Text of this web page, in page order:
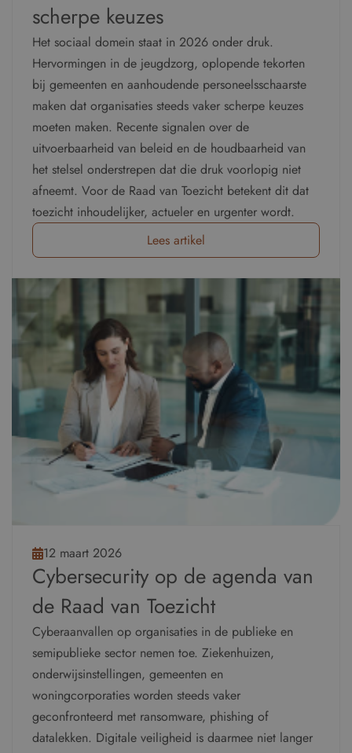
scherpe keuzes
Het sociaal domein staat in 2026 onder druk.
Hervormingen in de jeugdzorg, oplopende tekorten
bij gemeenten en aanhoudende personeelsschaarste
maken dat organisaties steeds vaker scherpe keuzes
moeten maken. Recente signalen over de
uitvoerbaarheid van beleid en de houdbaarheid van
het stelsel onderstrepen dat die druk voorlopig niet
afneemt. Voor de Raad van Toezicht betekent dit dat
toezicht inhoudelijker, actueler en urgenter wordt.
Lees artikel
12 maart 2026
Cybersecurity op de agenda van
de Raad van Toezicht
Cyberaanvallen op organisaties in de publieke en
semipublieke sector nemen toe. Ziekenhuizen,
onderwijsinstellingen, gemeenten en
woningcorporaties worden steeds vaker
geconfronteerd met ransomware, phishing of
datalekken. Digitale veiligheid is daarmee niet langer